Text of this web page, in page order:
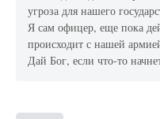
угроза для нашего
Я сам офицер, еще пока
происходит с нашей
Дай Бог, если что-то